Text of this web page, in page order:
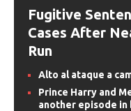
Fugitive
Cases After
Run
Alto al ataque a
Prince Harry and
another episode